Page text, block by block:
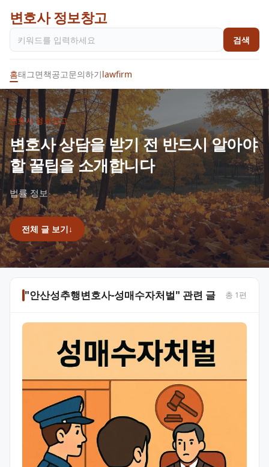
변호사 정보창고
검색
홈태그면책공고문의하기lawfirm
변호사 정보창고
변호사 상담을 받기 전 반드시 알아야
할 꿀팁을 소개합니다
법률 정보
전체 글 보기↓
"안산성추행변호사-성매수자처벌" 관련 글 총 1편